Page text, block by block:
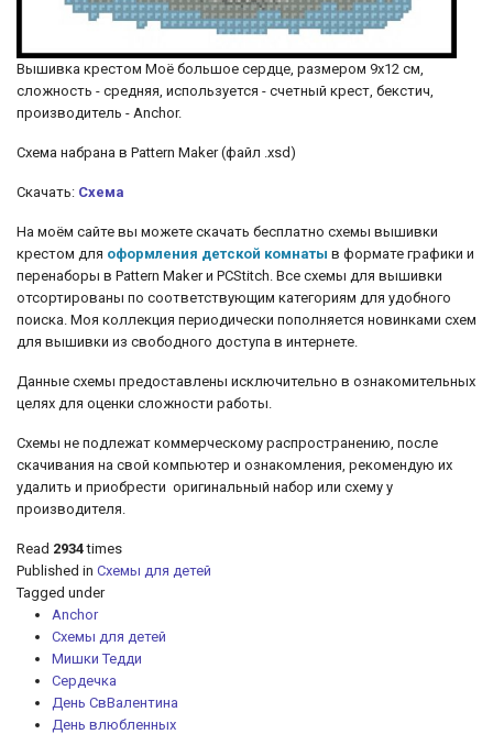
Вышивка крестом Моё большое сердце, размером 9х12 см,
сложность - средняя, используется - счетный крест, бекстич,
производитель - Anchor.
Схема набрана в Pattern Maker (файл .xsd)
Скачать: Схема
На моём сайте вы можете скачать бесплатно схемы вышивки
крестом для оформления детской комнаты в формате графики и
перенаборы в Pattern Maker и PCStitch. Все схемы для вышивки
отсортированы по соответствующим категориям для удобного
поиска. Моя коллекция периодически пополняется новинками схем
для вышивки из свободного доступа в интернете.
Данные схемы предоставлены исключительно в ознакомительных
целях для оценки сложности работы.
Схемы не подлежат коммерческому распространению, после
скачивания на свой компьютер и ознакомления, рекомендую их
удалить и приобрести оригинальный набор или схему у
производителя.
Read 2934times
Published in Схемы для детей
Tagged under
Anchor
Схемы для детей
Мишки Тедди
Сердечка
День СвВалентина
День влюбленных